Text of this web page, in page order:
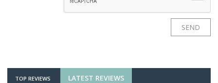
LATEST REVIEWS
TOP REVIEWS